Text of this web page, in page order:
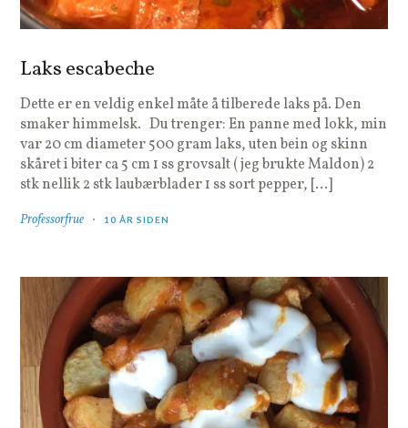
Laks escabeche
Dette er en veldig enkel måte å tilberede laks på. Den
smaker himmelsk. Du trenger: En panne med lokk, min
var 20 cm diameter 500 gram laks, uten bein og skinn
skåret i biter ca 5 cm 1 ss grovsalt ( jeg brukte Maldon) 2
stk nellik 2 stk laubærblader 1 ss sort pepper, […]
Professorfrue 10 ÅR SIDEN